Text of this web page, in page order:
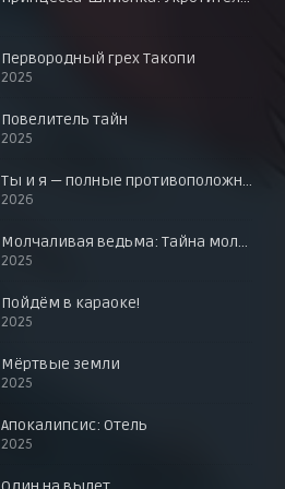
Первородный грех Такопи
2025
Повелитель тайн
2025
Ты и я — полные противоположности
2026
Молчаливая ведьма: Тайна молчаливой колдуньи
2025
Пойдём в караоке!
2025
Мёртвые земли
2025
Апокалипсис: Отель
2025